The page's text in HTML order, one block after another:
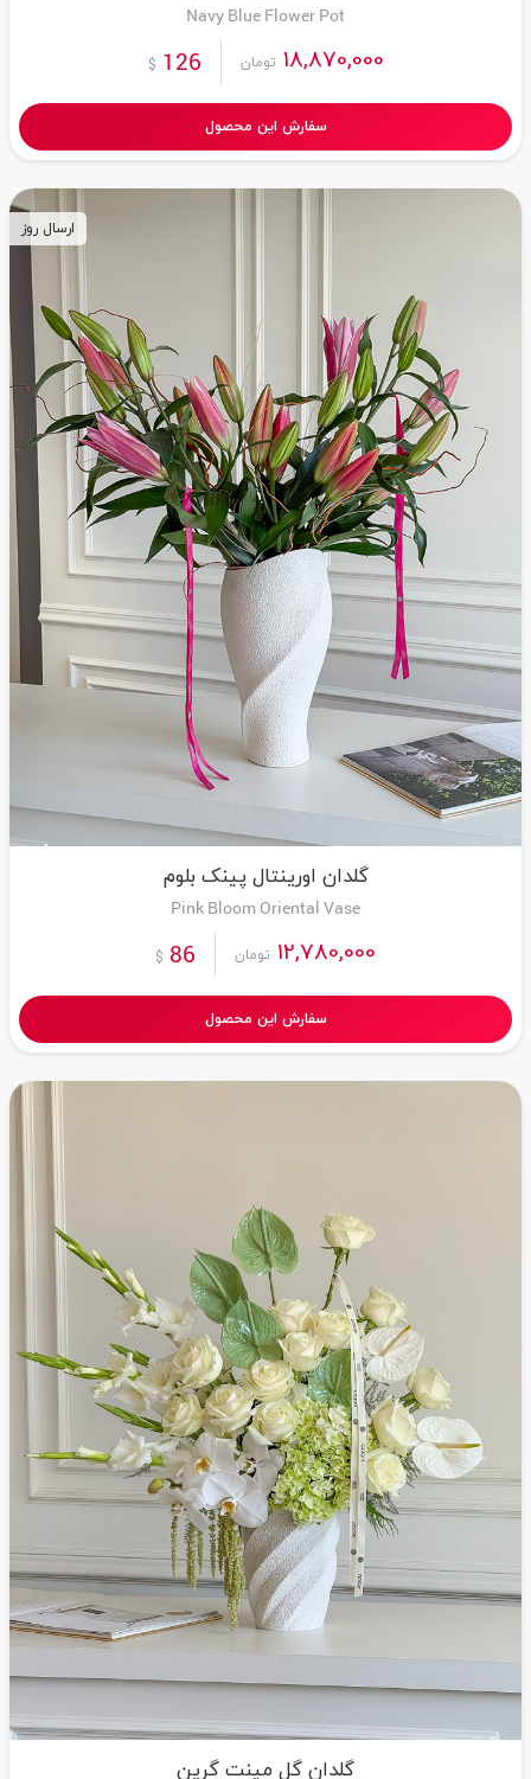
Navy Blue Flower Pot
18,870,000 تومان 126
$
سفارش این محصول
گلدان اورینتال پینک بلوم
Pink Bloom Oriental Vase
12,780,000 تومان 86
$
سفارش این محصول
ارسال روز
گلدان گل مینت گرین